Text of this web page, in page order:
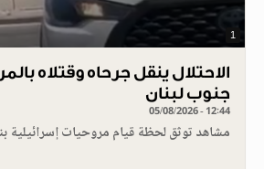
1
الاحتلال ينقل جرحاه وقتلاه
جنوب لبنان
05/08/2026 - 12:44
مشاهد توثق لحظة قيام مروحيات